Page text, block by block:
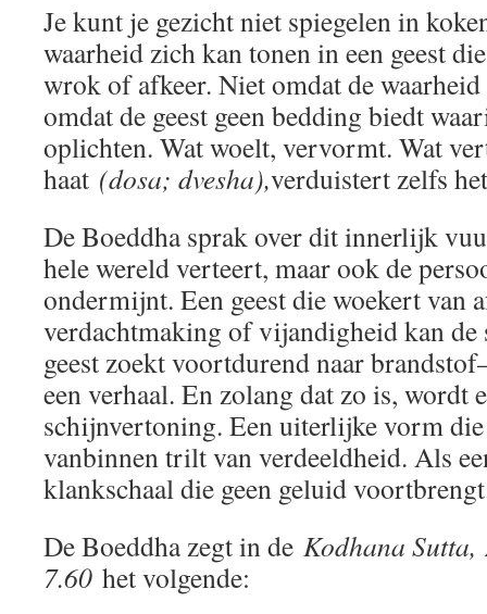
Je kunt je gezicht niet spiegelen in
waarheid zich kan tonen in een geest
wrok of afkeer. Niet omdat de
omdat de geest geen bedding biedt
oplichten. Wat woelt, vervormt. Wat
haat (dosa; dvesha),verduistert zelfs
De Boeddha sprak over dit innerlijk
hele wereld verteert, maar ook de
ondermijnt. Een geest die woekert van
verdachtmaking of vijandigheid kan de
geest zoekt voortdurend naar
een verhaal. En zolang dat zo is, wordt
schijnvertoning. Een uiterlijke vorm
vanbinnen trilt van verdeeldheid. Als
klankschaal die geen geluid
De Boeddha zegt in de Kodhana Sutta,
7.60 het volgende: